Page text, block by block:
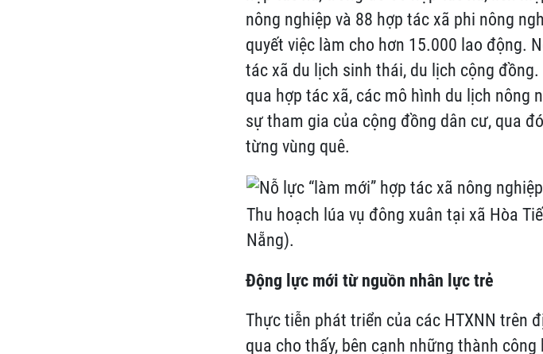
nông nghiệp và 88 hợp tác xã phi nông
quyết việc làm cho hơn 15.000 lao động.
tác xã du lịch sinh thái, du lịch cộng
qua hợp tác xã, các mô hình du lịch nông
sự tham gia của cộng đồng dân cư, qua
từng vùng quê.
Thu hoạch lúa vụ đông xuân tại xã Hòa
Nẵng).
Động lực mới từ nguồn nhân lực trẻ
Thực tiễn phát triển của các HTXNN trên
qua cho thấy, bên cạnh những thành